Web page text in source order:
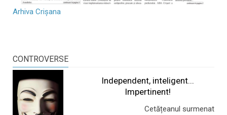
Arhiva Crișana
CONTROVERSE
Independent, inteligent...
Impertinent!
Cetățeanul surmenat